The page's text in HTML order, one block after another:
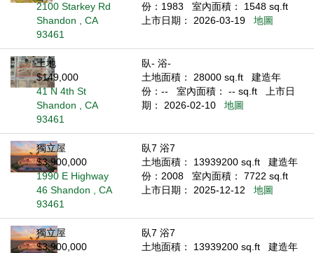
2100 Starkey Rd
Shandon , CA
93461
份：1983
室內面積： 1548 sq.ft
上市日期： 2026-03-19
地圖
土地
$149,000
41 N 4th St
Shandon , CA
93461
臥- 浴-
土地面積： 28000 sq.ft
建造年
份：--
室內面積： -- sq.ft
上市日
期： 2026-02-10
地圖
獨立屋
$3,900,000
1990 E Highway
46 Shandon , CA
93461
臥7 浴7
土地面積： 13939200 sq.ft
建造年
份：2008
室內面積： 7722 sq.ft
上市日期： 2025-12-12
地圖
獨立屋
$3,900,000
臥7 浴7
土地面積： 13939200 sq.ft
建造年